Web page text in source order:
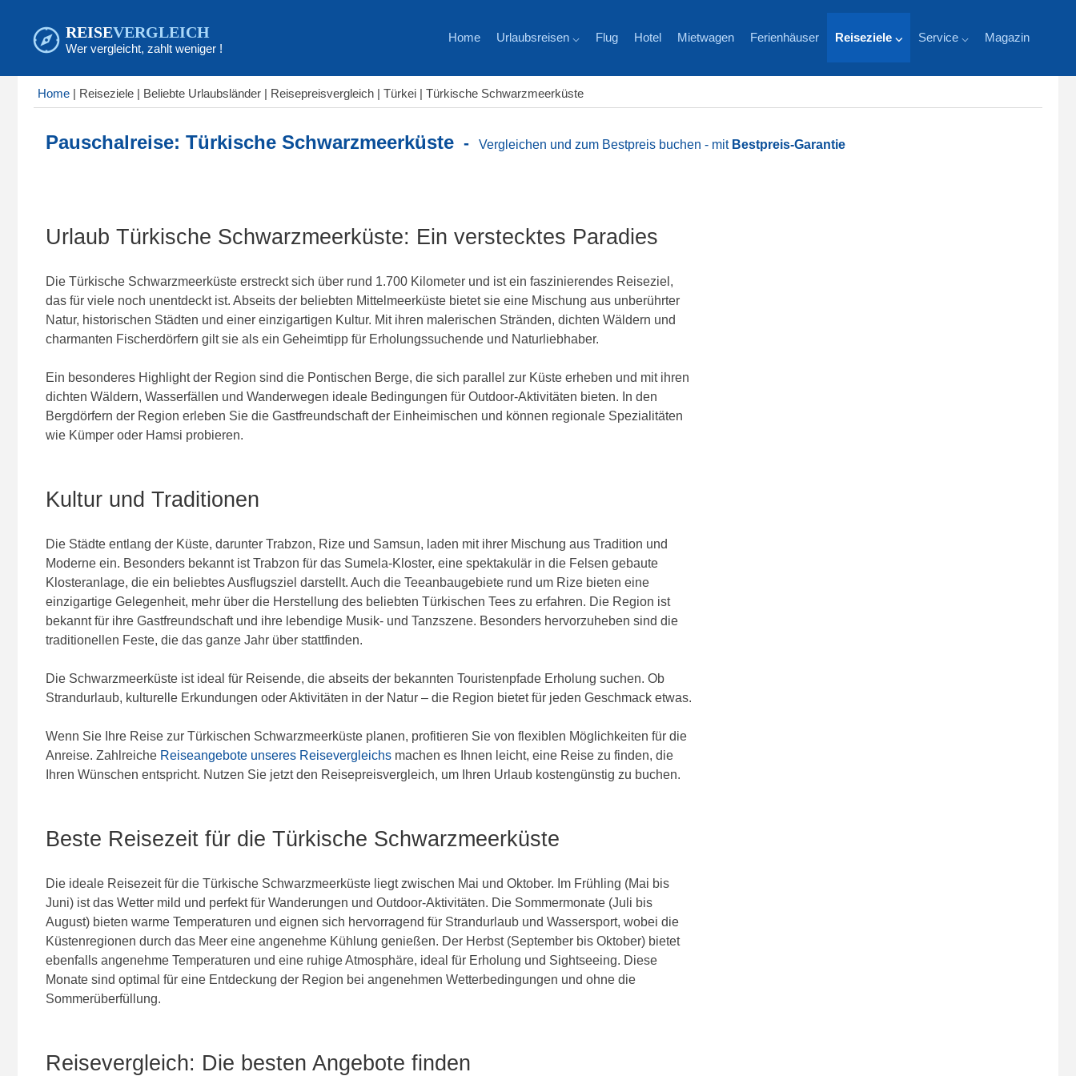
Home Urlaubsreisen ⌵ Flug Hotel Mietwagen Ferienhäuser Reiseziele ⌵ Service ⌵ Magazin
REISEVERGLEICH
Wer vergleicht, zahlt weniger !
Home Reiseziele | Beliebte Urlaubsländer | Reisepreisvergleich | Türkei | Türkische Schwarzmeerküste
Pauschalreise: Türkische Schwarzmeerküste -Vergleichen und zum Bestpreis buchen - mit Bestpreis-Garantie
Urlaub Türkische Schwarzmeerküste: Ein verstecktes Paradies
Die Türkische Schwarzmeerküste erstreckt sich über rund 1.700 Kilometer und ist ein faszinierendes Reiseziel,
das für viele noch unentdeckt ist. Abseits der beliebten Mittelmeerküste bietet sie eine Mischung aus unberührter
Natur, historischen Städten und einer einzigartigen Kultur. Mit ihren malerischen Stränden, dichten Wäldern und
charmanten Fischerdörfern gilt sie als ein Geheimtipp für Erholungssuchende und Naturliebhaber.
Ein besonderes Highlight der Region sind die Pontischen Berge, die sich parallel zur Küste erheben und mit ihren
dichten Wäldern, Wasserfällen und Wanderwegen ideale Bedingungen für Outdoor-Aktivitäten bieten. In den
Bergdörfern der Region erleben Sie die Gastfreundschaft der Einheimischen und können regionale Spezialitäten
wie Kümper oder Hamsi probieren.
Kultur und Traditionen
Die Städte entlang der Küste, darunter Trabzon, Rize und Samsun, laden mit ihrer Mischung aus Tradition und
Moderne ein. Besonders bekannt ist Trabzon für das Sumela-Kloster, eine spektakulär in die Felsen gebaute
Klosteranlage, die ein beliebtes Ausflugsziel darstellt. Auch die Teeanbaugebiete rund um Rize bieten eine
einzigartige Gelegenheit, mehr über die Herstellung des beliebten Türkischen Tees zu erfahren. Die Region ist
bekannt für ihre Gastfreundschaft und ihre lebendige Musik- und Tanzszene. Besonders hervorzuheben sind die
traditionellen Feste, die das ganze Jahr über stattfinden.
Die Schwarzmeerküste ist ideal für Reisende, die abseits der bekannten Touristenpfade Erholung suchen. Ob
Strandurlaub, kulturelle Erkundungen oder Aktivitäten in der Natur – die Region bietet für jeden Geschmack etwas.
Wenn Sie Ihre Reise zur Türkischen Schwarzmeerküste planen, profitieren Sie von flexiblen Möglichkeiten für die
Anreise. Zahlreiche Reiseangebote unseres Reisevergleichs machen es Ihnen leicht, eine Reise zu finden, die
Ihren Wünschen entspricht. Nutzen Sie jetzt den Reisepreisvergleich, um Ihren Urlaub kostengünstig zu buchen.
Beste Reisezeit für die Türkische Schwarzmeerküste
Die ideale Reisezeit für die Türkische Schwarzmeerküste liegt zwischen Mai und Oktober. Im Frühling (Mai bis
Juni) ist das Wetter mild und perfekt für Wanderungen und Outdoor-Aktivitäten. Die Sommermonate (Juli bis
August) bieten warme Temperaturen und eignen sich hervorragend für Strandurlaub und Wassersport, wobei die
Küstenregionen durch das Meer eine angenehme Kühlung genießen. Der Herbst (September bis Oktober) bietet
ebenfalls angenehme Temperaturen und eine ruhige Atmosphäre, ideal für Erholung und Sightseeing. Diese
Monate sind optimal für eine Entdeckung der Region bei angenehmen Wetterbedingungen und ohne die
Sommerüberfüllung.
Reisevergleich: Die besten Angebote finden